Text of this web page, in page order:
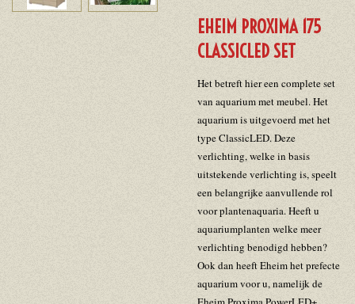
EHEIM PROXIMA 175
CLASSICLED SET
Het betreft hier een complete set
van aquarium met meubel. Het
aquarium is uitgevoerd met het
type ClassicLED. Deze
verlichting, welke in basis
uitstekende verlichting is, speelt
een belangrijke aanvullende rol
voor plantenaquaria. Heeft u
aquariumplanten welke meer
verlichting benodigd hebben?
Ook dan heeft Eheim het prefecte
aquarium voor u, namelijk de